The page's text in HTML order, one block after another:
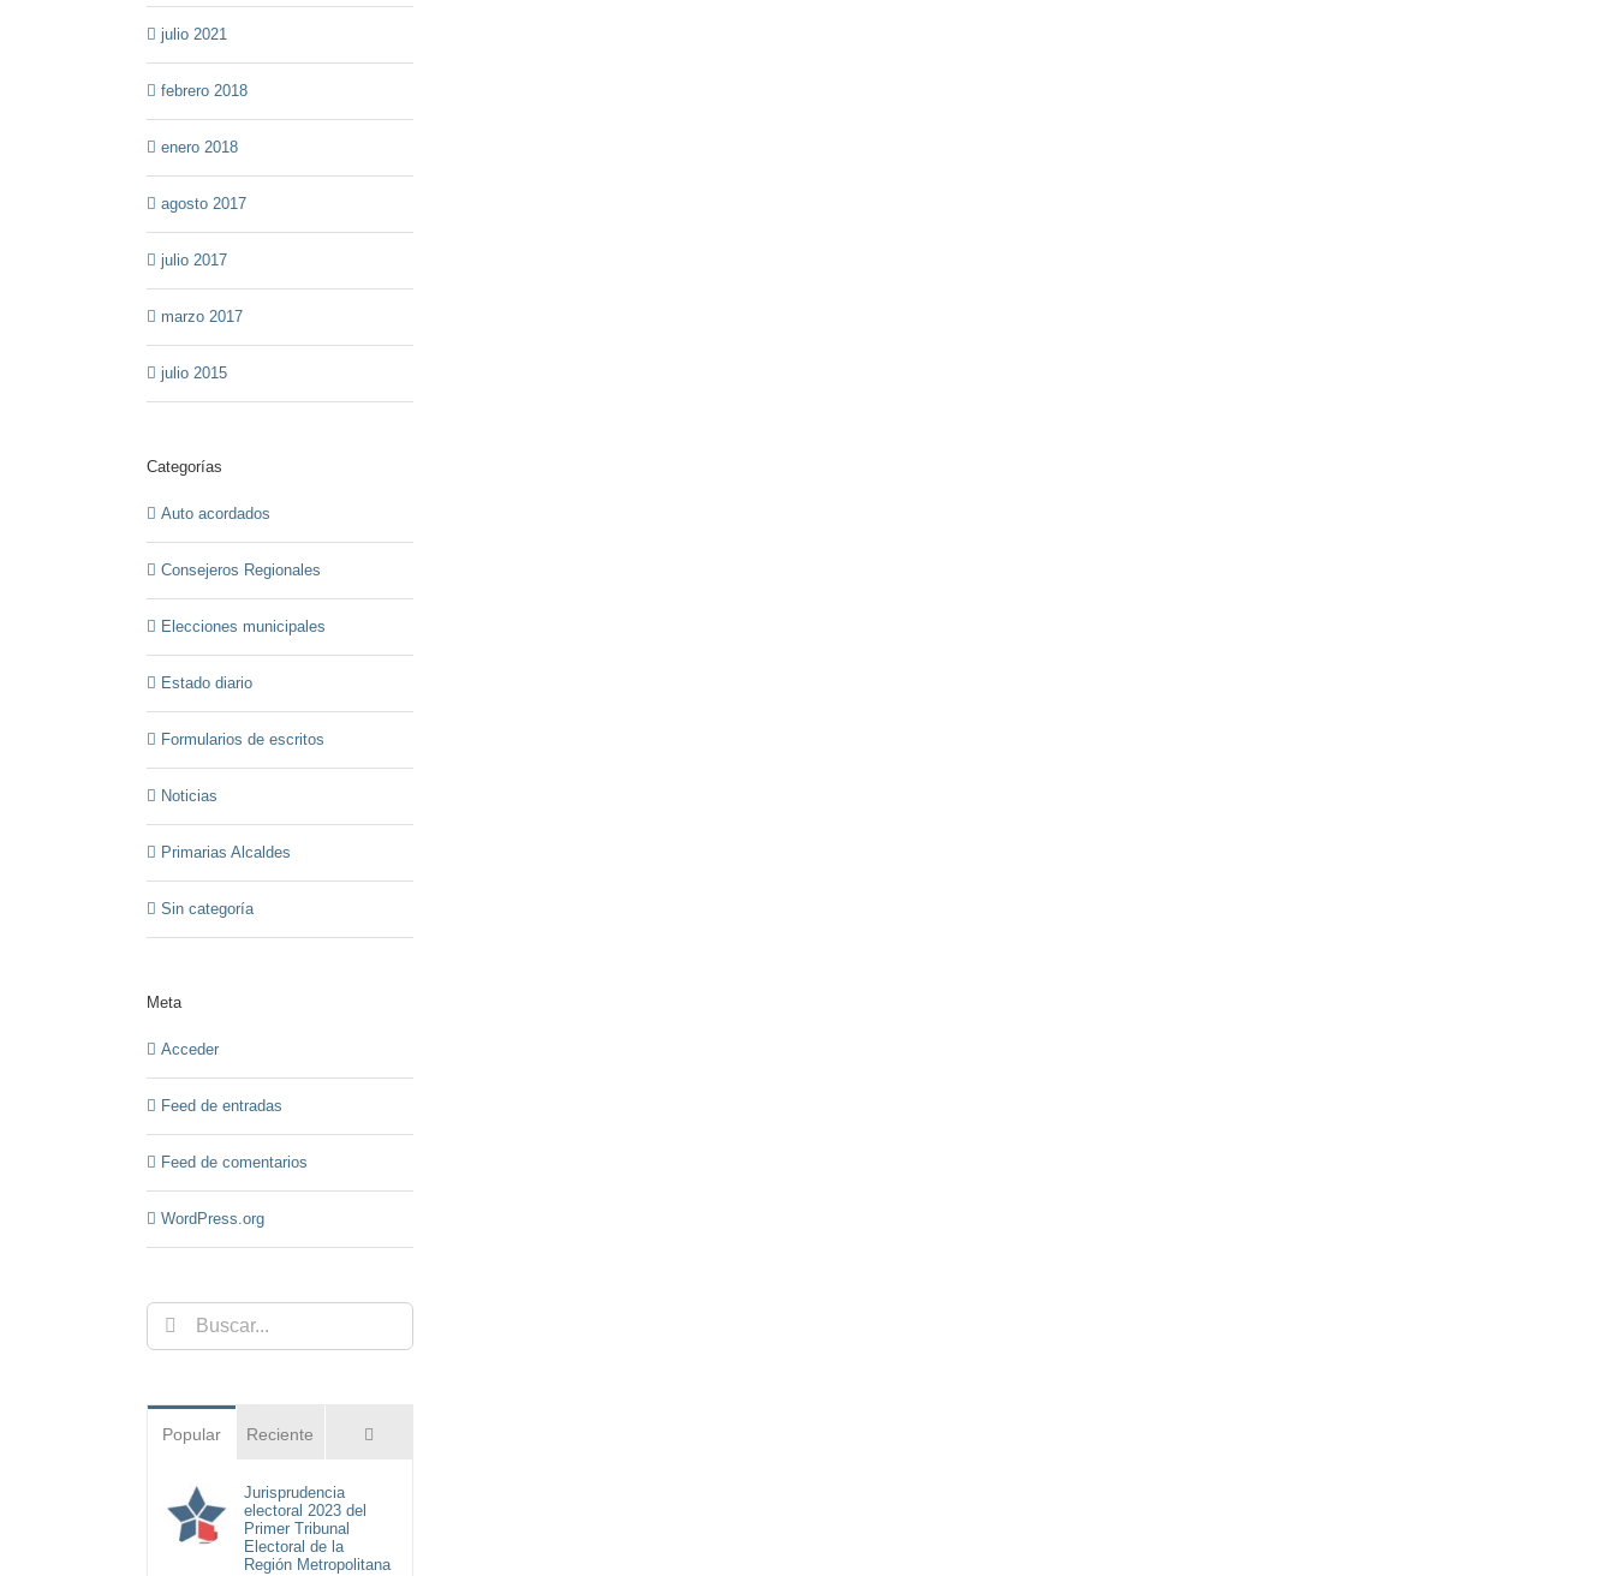
julio 2021
febrero 2018
enero 2018
agosto 2017
julio 2017
marzo 2017
julio 2015
Categorías
Auto acordados
Consejeros Regionales
Elecciones municipales
Estado diario
Formularios de escritos
Noticias
Primarias Alcaldes
Sin categoría
Meta
Acceder
Feed de entradas
Feed de comentarios
WordPress.org
Buscar:
Popular Reciente
Jurisprudencia
electoral 2023 del
Primer Tribunal
Electoral de la
Región Metropolitana